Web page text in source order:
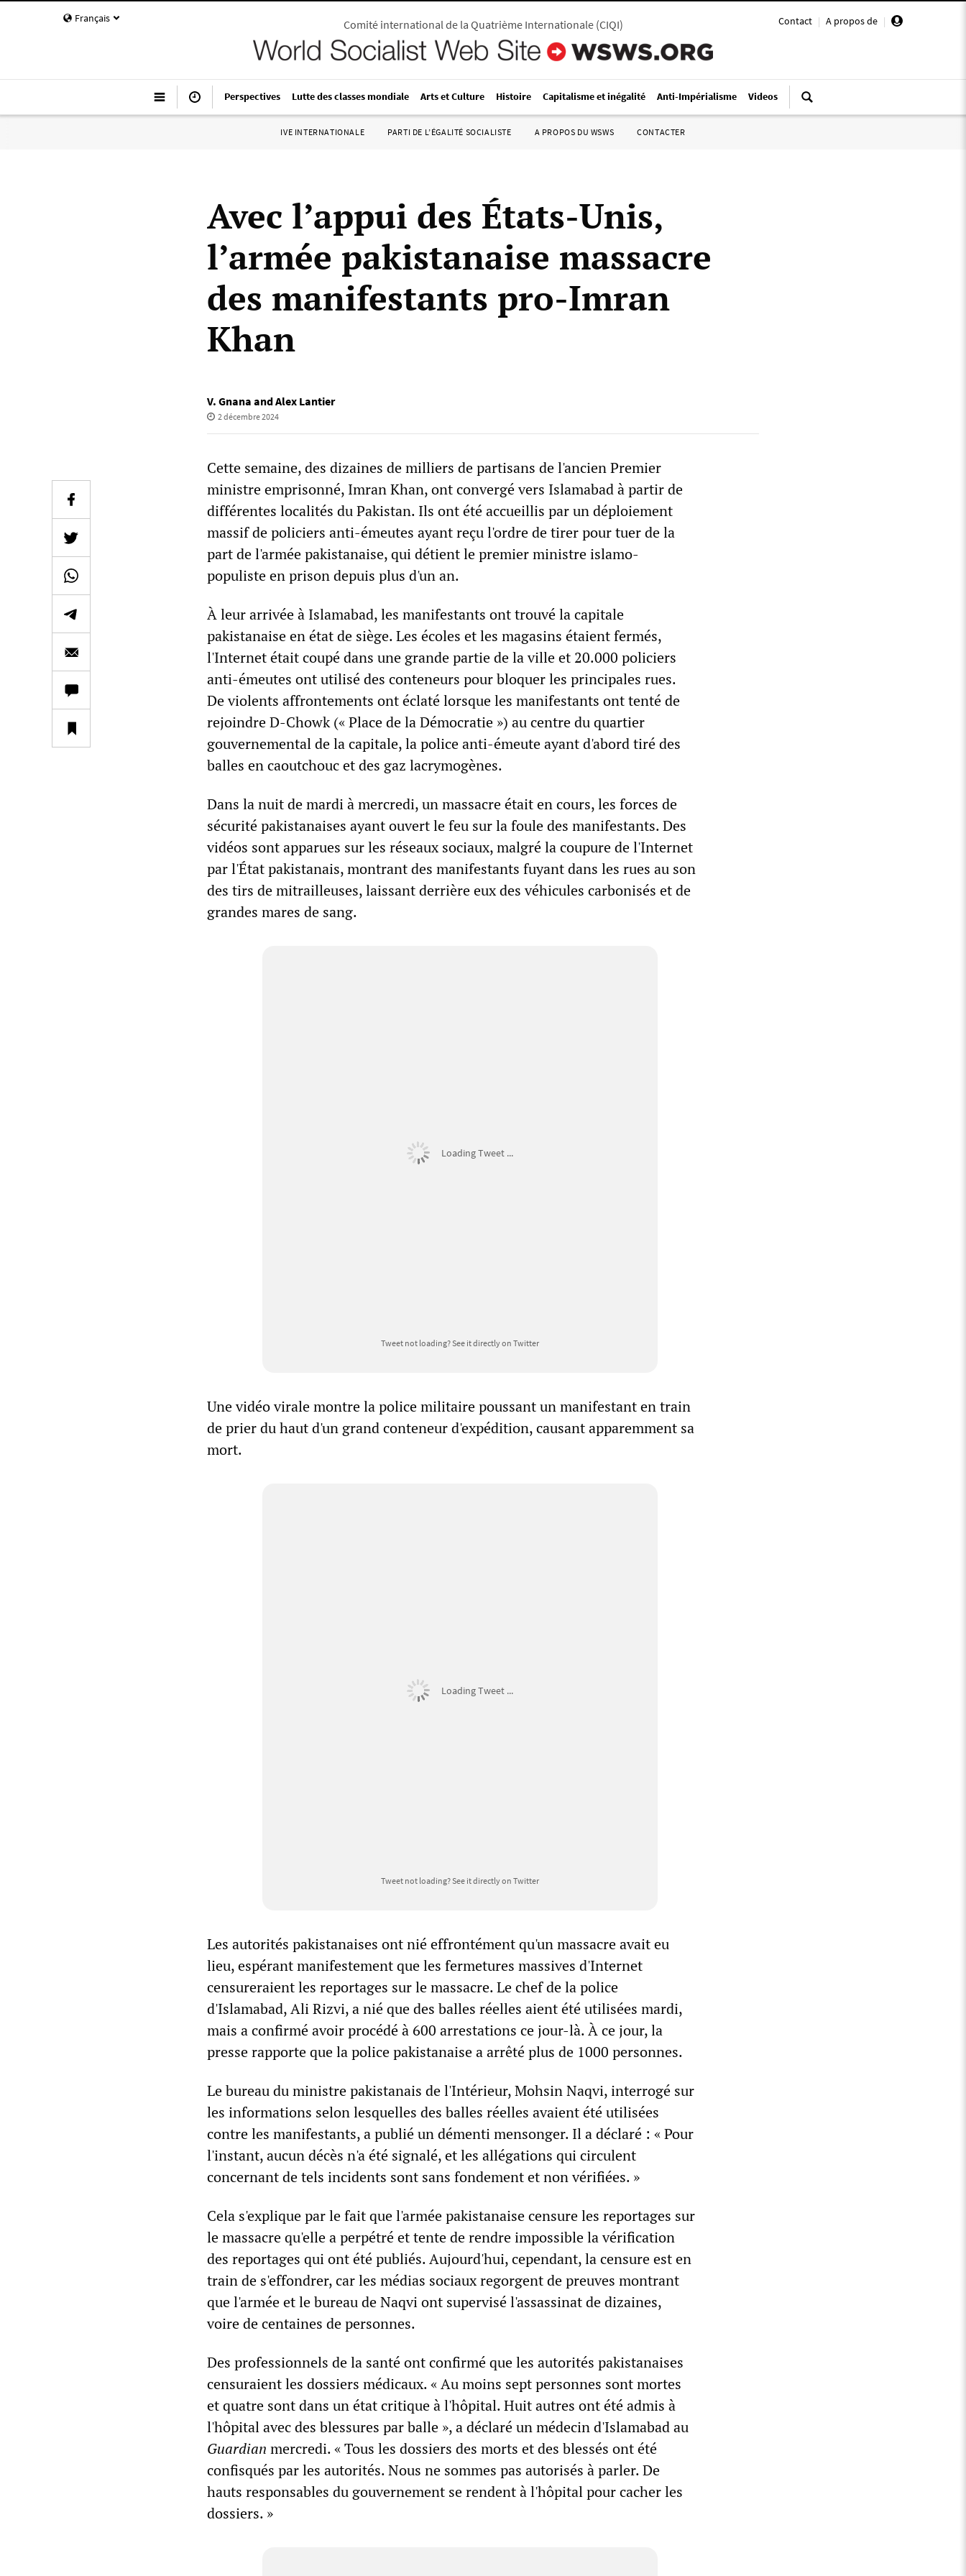
Français Contact | A propos de |
Comité international de la Quatrième Internationale(CIQI)
Perspectives Lutte des classes mondiale Arts et Culture Histoire Capitalisme et inégalité Anti-Impérialisme Videos
IVE INTERNATIONALE PARTI DE L’ÉGALITÉ SOCIALISTE A PROPOS DU WSWS CONTACTER
Avec l’appui des États-Unis,
l’armée pakistanaise massacre
des manifestants pro-Imran
Khan
V. Gnana and Alex Lantier
2 décembre 2024
Cette semaine, des dizaines de milliers de partisans de l'ancien Premier
ministre emprisonné, Imran Khan, ont convergé vers Islamabad à partir de
différentes localités du Pakistan. Ils ont été accueillis par un déploiement
massif de policiers anti-émeutes ayant reçu l'ordre de tirer pour tuer de la
part de l'armée pakistanaise, qui détient le premier ministre islamo-
populiste en prison depuis plus d'un an.
À leur arrivée à Islamabad, les manifestants ont trouvé la capitale
pakistanaise en état de siège. Les écoles et les magasins étaient fermés,
l'Internet était coupé dans une grande partie de la ville et 20.000 policiers
anti-émeutes ont utilisé des conteneurs pour bloquer les principales rues.
De violents affrontements ont éclaté lorsque les manifestants ont tenté de
rejoindre D-Chowk (« Place de la Démocratie ») au centre du quartier
gouvernemental de la capitale, la police anti-émeute ayant d'abord tiré des
balles en caoutchouc et des gaz lacrymogènes.
Dans la nuit de mardi à mercredi, un massacre était en cours, les forces de
sécurité pakistanaises ayant ouvert le feu sur la foule des manifestants. Des
vidéos sont apparues sur les réseaux sociaux, malgré la coupure de l'Internet
par l'État pakistanais, montrant des manifestants fuyant dans les rues au son
des tirs de mitrailleuses, laissant derrière eux des véhicules carbonisés et de
grandes mares de sang.
Loading Tweet ...
Tweet not loading?See it directly on Twitter
Une vidéo virale montre la police militaire poussant un manifestant en train
de prier du haut d'un grand conteneur d'expédition, causant apparemment sa
mort.
Loading Tweet ...
Tweet not loading?See it directly on Twitter
Les autorités pakistanaises ont nié effrontément qu'un massacre avait eu
lieu, espérant manifestement que les fermetures massives d'Internet
censureraient les reportages sur le massacre. Le chef de la police
d'Islamabad, Ali Rizvi, a nié que des balles réelles aient été utilisées mardi,
mais a confirmé avoir procédé à 600 arrestations ce jour-là. À ce jour, la
presse rapporte que la police pakistanaise a arrêté plus de 1000 personnes.
Le bureau du ministre pakistanais de l'Intérieur, Mohsin Naqvi, interrogé sur
les informations selon lesquelles des balles réelles avaient été utilisées
contre les manifestants, a publié un démenti mensonger. Il a déclaré : « Pour
l'instant, aucun décès n'a été signalé, et les allégations qui circulent
concernant de tels incidents sont sans fondement et non vérifiées. »
Cela s'explique par le fait que l'armée pakistanaise censure les reportages sur
le massacre qu'elle a perpétré et tente de rendre impossible la vérification
des reportages qui ont été publiés. Aujourd'hui, cependant, la censure est en
train de s'effondrer, car les médias sociaux regorgent de preuves montrant
que l'armée et le bureau de Naqvi ont supervisé l'assassinat de dizaines,
voire de centaines de personnes.
Des professionnels de la santé ont confirmé que les autorités pakistanaises
censuraient les dossiers médicaux. « Au moins sept personnes sont mortes
et quatre sont dans un état critique à l'hôpital. Huit autres ont été admis à
l'hôpital avec des blessures par balle », a déclaré un médecin d'Islamabad au
Guardian mercredi. « Tous les dossiers des morts et des blessés ont été
confisqués par les autorités. Nous ne sommes pas autorisés à parler. De
hauts responsables du gouvernement se rendent à l'hôpital pour cacher les
dossiers. »